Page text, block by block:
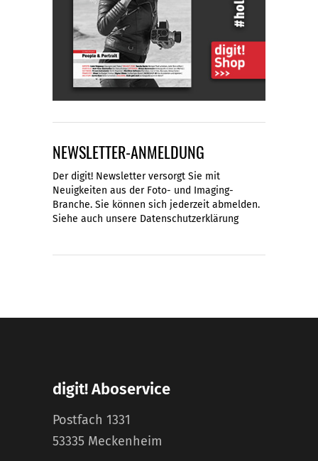
NEWSLETTER-ANMELDUNG
Der digit! Newsletter versorgt Sie mit
Neuigkeiten aus der Foto- und Imaging-
Branche. Sie können sich jederzeit abmelden.
Siehe auch unsere Datenschutzerklärung
digit! Aboservice
Postfach 1331
53335 Meckenheim